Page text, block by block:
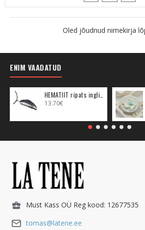
Oled jõudnud nimekirja
ENIM VAADATUD
13.70€
Must Kass OÜ Reg kood: 12677535
tomas@latene.ee